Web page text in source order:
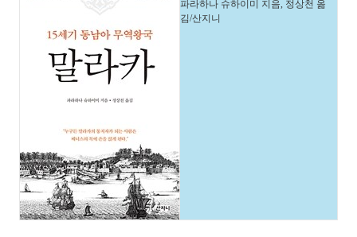
파라하나 슈하이미 지음, 정상천 옮
김/산지니